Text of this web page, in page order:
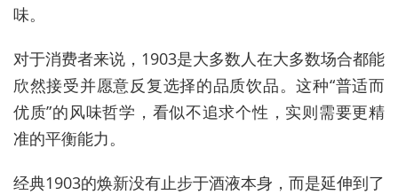
味。
对于消费者来说，1903是大多数人在大多数场合都能
欣然接受并愿意反复选择的品质饮品。这种“普适而
优质”的风味哲学，看似不追求个性，实则需要更精
准的平衡能力。
经典1903的焕新没有止步于酒液本身，而是延伸到了